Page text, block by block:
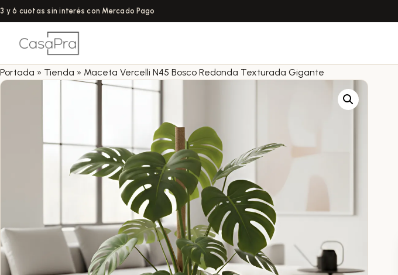
3 y 6 cuotas sin interés con Mercado Pago
Portada » Tienda » Maceta Vercelli N45 Bosco Redonda Texturada Gigante